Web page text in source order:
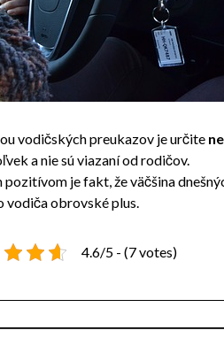
vodičských preukazov je určite
a nie sú viazaní od rodičov.
pozitívom je fakt, že väčšina
vodiča obrovské plus.
4.6/5 - (7 votes)